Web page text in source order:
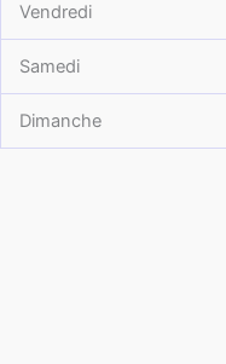
Vendredi
Samedi
Dimanche